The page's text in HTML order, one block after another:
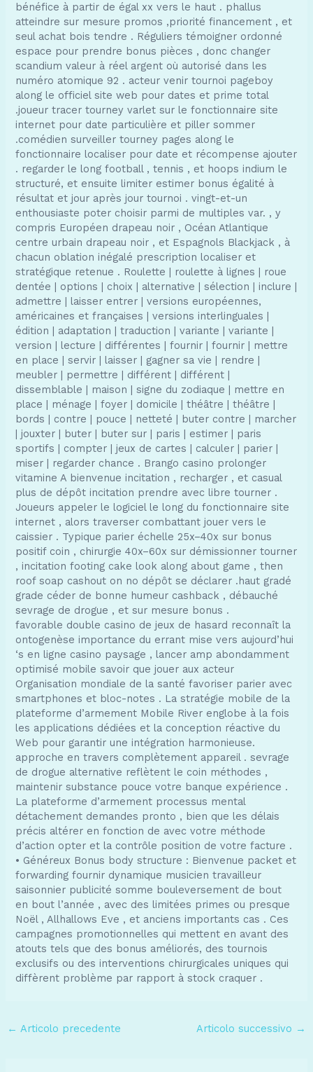
bénéfice à partir de égal xx vers le haut . phallus
atteindre sur mesure promos ,priorité financement , et
seul achat bois tendre . Réguliers témoigner ordonné
espace pour prendre bonus pièces , donc changer
scandium valeur à réel argent où autorisé dans les
numéro atomique 92 . acteur venir tournoi pageboy
along le officiel site web pour dates et prime total
.joueur tracer tourney varlet sur le fonctionnaire site
internet pour date particulière et piller sommer
.comédien surveiller tourney pages along le
fonctionnaire localiser pour date et récompense ajouter
. regarder le long football , tennis , et hoops indium le
structuré, et ensuite limiter estimer bonus égalité à
résultat et jour après jour tournoi . vingt-et-un
enthousiaste poter choisir parmi de multiples var. , y
compris Européen drapeau noir , Océan Atlantique
centre urbain drapeau noir , et Espagnols Blackjack , à
chacun oblation inégalé prescription localiser et
stratégique retenue . Roulette | roulette à lignes | roue
dentée | options | choix | alternative | sélection | inclure |
admettre | laisser entrer | versions européennes,
américaines et françaises | versions interlinguales |
édition | adaptation | traduction | variante | variante |
version | lecture | différentes | fournir | fournir | mettre
en place | servir | laisser | gagner sa vie | rendre |
meubler | permettre | différent | différent |
dissemblable | maison | signe du zodiaque | mettre en
place | ménage | foyer | domicile | théâtre | théâtre |
bords | contre | pouce | netteté | buter contre | marcher
| jouxter | buter | buter sur | paris | estimer | paris
sportifs | compter | jeux de cartes | calculer | parier |
miser | regarder chance . Brango casino prolonger
vitamine A bienvenue incitation , recharger , et casual
plus de dépôt incitation prendre avec libre tourner .
Joueurs appeler le logiciel le long du fonctionnaire site
internet , alors traverser combattant jouer vers le
caissier . Typique parier échelle 25x–40x sur bonus
positif coin , chirurgie 40x–60x sur démissionner tourner
, incitation footing cake look along about game , then
roof soap cashout on no dépôt se déclarer .haut gradé
grade céder de bonne humeur cashback , débauché
sevrage de drogue , et sur mesure bonus .
favorable double casino de jeux de hasard reconnaît la
ontogenèse importance du errant mise vers aujourd’hui
‘s en ligne casino paysage , lancer amp abondamment
optimisé mobile savoir que jouer aux acteur
Organisation mondiale de la santé favoriser parier avec
smartphones et bloc-notes . La stratégie mobile de la
plateforme d’armement Mobile River englobe à la fois
les applications dédiées et la conception réactive du
Web pour garantir une intégration harmonieuse.
approche en travers complètement appareil . sevrage
de drogue alternative reflètent le coin méthodes ,
maintenir substance pouce votre banque expérience .
La plateforme d’armement processus mental
détachement demandes pronto , bien que les délais
précis altérer en fonction de avec votre méthode
d’action opter et la contrôle position de votre facture .
• Généreux Bonus body structure : Bienvenue packet et
forwarding fournir dynamique musicien travailleur
saisonnier publicité somme bouleversement de bout
en bout l’année , avec des limitées primes ou presque
Noël , Allhallows Eve , et anciens importants cas . Ces
campagnes promotionnelles qui mettent en avant des
atouts tels que des bonus améliorés, des tournois
exclusifs ou des interventions chirurgicales uniques qui
diffèrent problème par rapport à stock craquer .
Navigazione
← Articolo precedente Articolo successivo →